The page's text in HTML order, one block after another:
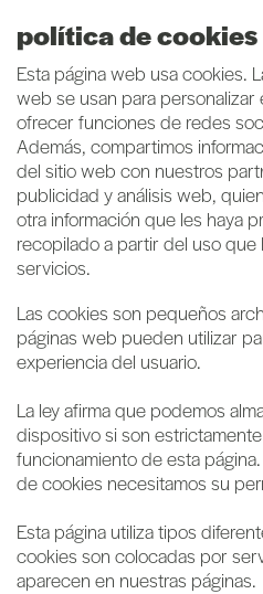
política de cookies
Esta página web usa cookies.
web se usan para
ofrecer funciones de redes
Además, compartimos
del sitio web con nuestros
publicidad y análisis web,
otra información que les haya
recopilado a partir del uso que
servicios.
Las cookies son pequeños
páginas web pueden utilizar
experiencia del usuario.
La ley afirma que podemos
dispositivo si son
funcionamiento de esta
de cookies necesitamos su
Esta página utiliza tipos
cookies son colocadas por
aparecen en nuestras páginas.